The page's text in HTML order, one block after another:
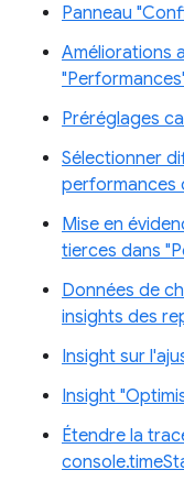
Panneau
Améliorations
Préréglages
Sélectionner
performances
Mise en
tierces dans
Données de
insights des
Insight sur
Insight
Étendre la